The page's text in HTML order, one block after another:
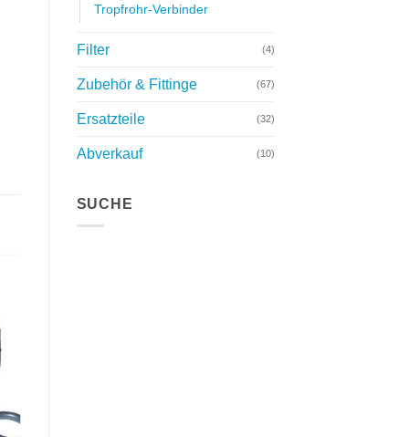
Tropfrohr-Verbinder
Filter (4)
Zubehör & Fittinge (67)
Ersatzteile (32)
Abverkauf (10)
SUCHE